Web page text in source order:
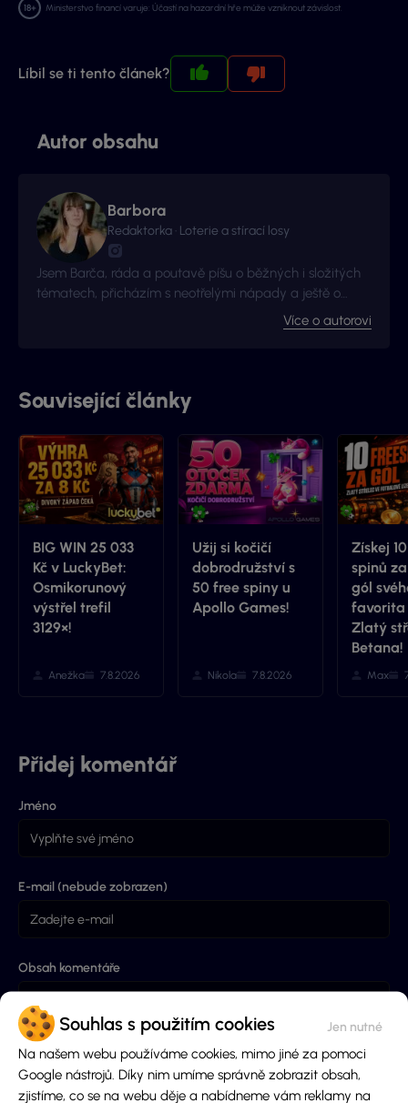
Souhlas s použitím cookies
Na našem webu používáme cookies, mimo jiné za pomoci
Google nástrojů. Díky nim umíme správně zobrazit obsah,
zjistíme, co se na webu děje a nabídneme vám reklamy na
Ministerstvo financí varuje: Účastí na hazardní hře může vzniknout závislost.
Líbil se ti tento článek?
Autor obsahu
Barbora
Redaktorka · Loterie a stírací losy
Jsem Barča, ráda a poutavě píšu o běžných i složitých
tématech, přicházím s neotřelými nápady a ještě o
kousek radši se zlepšuji a získávám nové zkušenosti. I to
je důvod proč jsme s Vyhraj.cz navázali kontakt -
Více o autorovi
Související články
BIG WIN 25 033
Kč v LuckyBet:
Osmikorunový
výstřel trefil
3129×!
Anežka 7.8.2026
Užij si kočičí
dobrodružství s
50 free spiny u
Apollo Games!
Nikola 7.8.2026
Získej
spinů
gól
favorita
Zlatý
Betana!
Max
Přidej komentář
Jméno
E-mail (nebude zobrazen)
Obsah komentáře